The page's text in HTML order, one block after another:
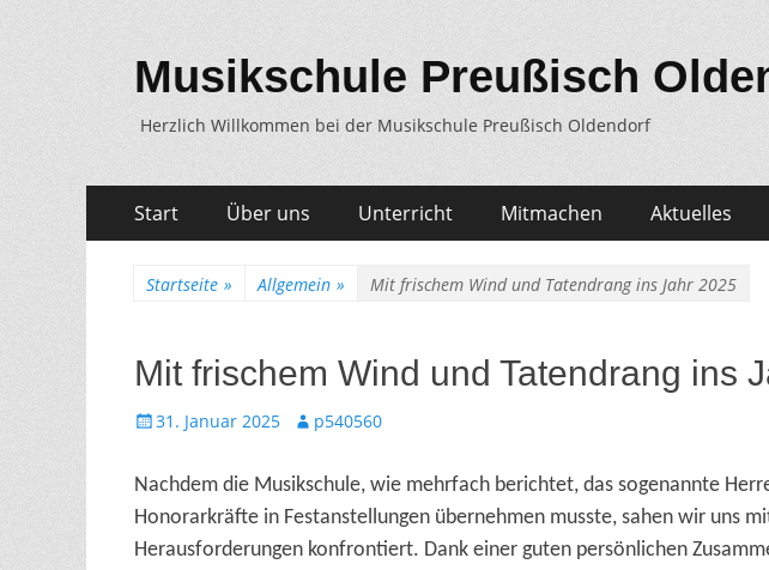
Musikschule Preußisch
Herzlich Willkommen bei der Musikschule Preußisch Oldendorf
Erstes
Menü
Inhalt:
Start Über uns Unterricht Mitmachen Aktuelles
Startseite » Allgemein » Mit frischem Wind und Tatendrang ins Jahr 2025
Mit frischem Wind und Tatendrang ins
Gepostet
31. Januar 2025 Autorp540560
Nachdem die Musikschule, wie mehrfach berichtet, das sogenannte
Honorarkräfte in Festanstellungen übernehmen musste, sahen wir uns
Herausforderungen konfrontiert. Dank einer guten persönlichen